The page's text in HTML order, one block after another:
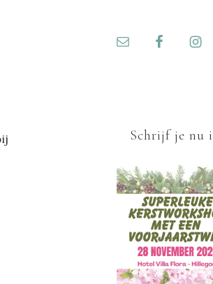
Schrijf je nu